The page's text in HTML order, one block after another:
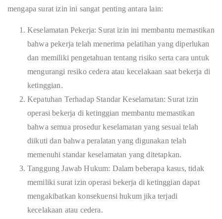
mengapa surat izin ini sangat penting antara lain:
Keselamatan Pekerja: Surat izin ini membantu memastikan
bahwa pekerja telah menerima pelatihan yang diperlukan
dan memiliki pengetahuan tentang risiko serta cara untuk
mengurangi resiko cedera atau kecelakaan saat bekerja di
ketinggian.
Kepatuhan Terhadap Standar Keselamatan: Surat izin
operasi bekerja di ketinggian membantu memastikan
bahwa semua prosedur keselamatan yang sesuai telah
diikuti dan bahwa peralatan yang digunakan telah
memenuhi standar keselamatan yang ditetapkan.
Tanggung Jawab Hukum: Dalam beberapa kasus, tidak
memiliki surat izin operasi bekerja di ketinggian dapat
mengakibatkan konsekuensi hukum jika terjadi
kecelakaan atau cedera.